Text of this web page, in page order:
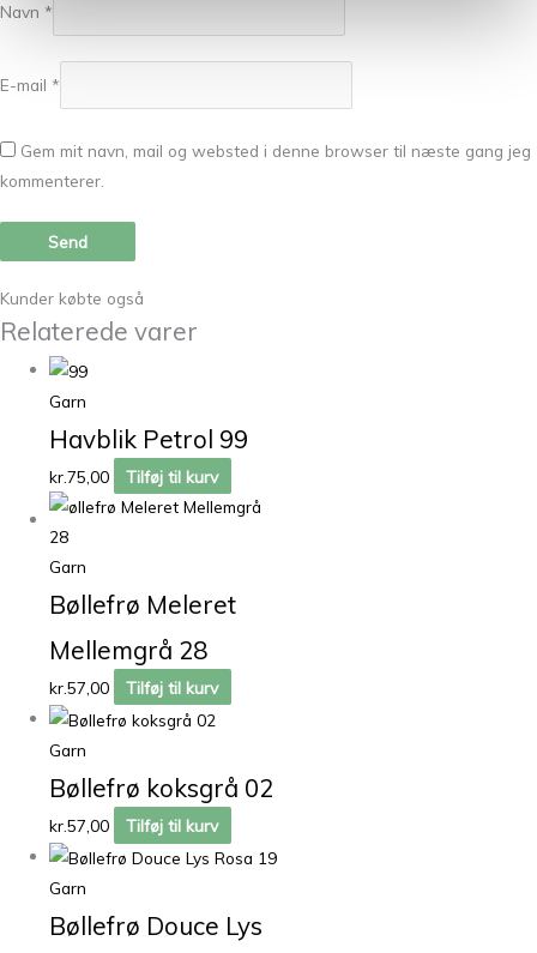
Navn *
E-mail *
Gem mit navn, mail og websted i denne browser til næste gang jeg
kommenterer.
Kunder købte også
Relaterede varer
Garn
Havblik Petrol 99
kr.75,00 Tilføj til kurv
Garn
Bøllefrø Meleret
Mellemgrå 28
kr.57,00 Tilføj til kurv
Garn
Bøllefrø koksgrå 02
kr.57,00 Tilføj til kurv
Garn
Bøllefrø Douce Lys